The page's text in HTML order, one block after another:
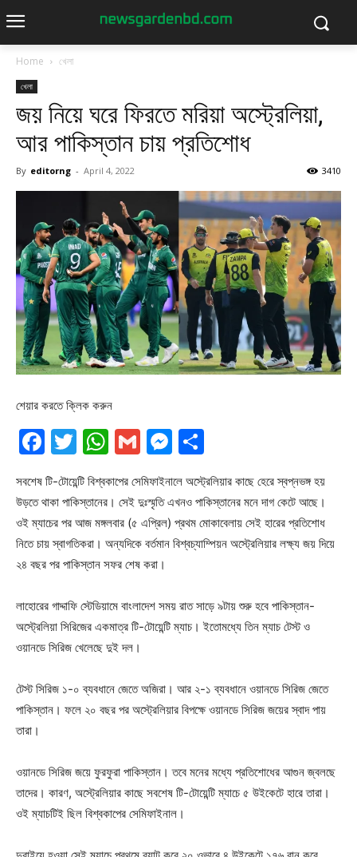
Home খেলা
খেলা
জয় নিয়ে ঘরে ফিরতে মরিয়া অস্ট্রেলিয়া,
আর পাকিস্তান চায় প্রতিশোধ
By editorng - April 4, 2022 3410
শেয়ার করতে ক্লিক করুন
Facebook
Twitter
WhatsApp
GmailMessenger
সবশেষ টি-টোয়েন্টি বিশ্বকাপের সেমিফাইনালে অস্ট্রেলিয়ার কাছে হেরে স্বপ্নভঙ্গ হয়
উড়তে থাকা পাকিস্তানের। সেই দুঃস্মৃতি এখনও পাকিস্তানের মনে দাগ কেটে আছে।
ওই ম্যাচের পর আজ মঙ্গলবার (৫ এপ্রিল) প্রথম মোকাবেলায় সেই হারের প্রতিশোধ
নিতে চায় স্বাগতিকরা। অন্যদিকে বর্তমান বিশ্বচ্যাম্পিয়ন অস্ট্রেলিয়ার লক্ষ্য জয় দিয়ে
২৪ বছর পর পাকিস্তান সফর শেষ করা।
লাহোরের গাদ্দাফি স্টেডিয়ামে বাংলাদেশ সময় রাত সাড়ে ৯টায় শুরু হবে পাকিস্তান-
অস্ট্রেলিয়া সিরিজের একমাত্র টি-টোয়েন্টি ম্যাচ। ইতোমধ্যে তিন ম্যাচ টেস্ট ও
ওয়ানডে সিরিজ খেলেছে দুই দল।
টেস্ট সিরিজ ১-০ ব্যবধানে জেতে অজিরা। আর ২-১ ব্যবধানে ওয়ানডে সিরিজ জেতে
পাকিস্তান। ফলে ২০ বছর পর অস্ট্রেলিয়ার বিপক্ষে ওয়ানডে সিরিজ জয়ের স্বাদ পায়
তারা।
ওয়ানডে সিরিজ জয়ে ফুরফুরা পাকিস্তান। তবে মনের মধ্যে প্রতিশোধের আগুন জ্বলছে
তাদের। কারণ, অস্ট্রেলিয়ার কাছে সবশেষ টি-টোয়েন্টি ম্যাচে ৫ উইকেটে হারে তারা।
ওই ম্যাচটিই ছিল বিশ্বকাপের সেমিফাইনাল।